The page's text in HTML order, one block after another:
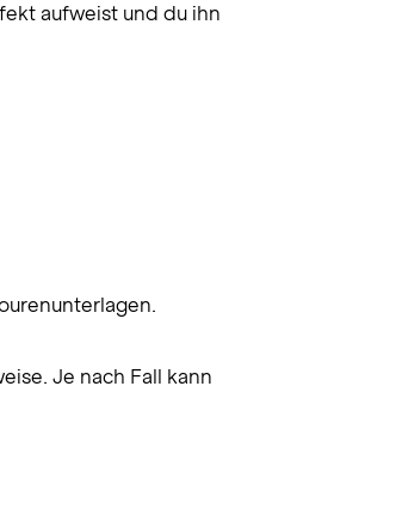
aufweist und du ihn
Je nach Fall kann